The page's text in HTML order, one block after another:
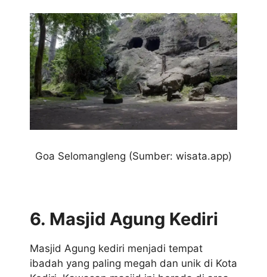
Goa Selomangleng (Sumber: wisata.app)
6. Masjid Agung Kediri
Masjid Agung kediri menjadi tempat
ibadah yang paling megah dan unik di Kota